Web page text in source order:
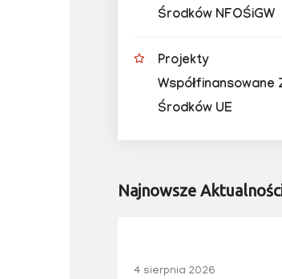
Środków NFOŚiGW
Projekty
Współfinansowane
Środków UE
Najnowsze
4 sierpnia 2026